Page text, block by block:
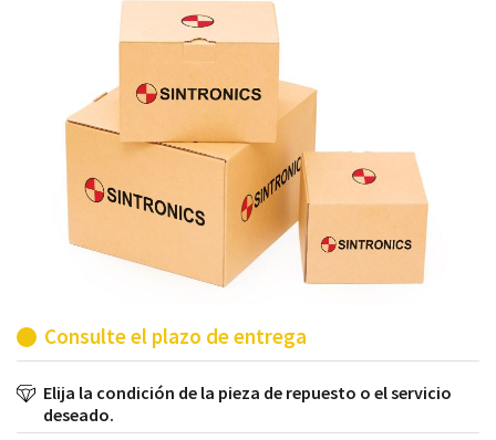
módulos antiguos a un alto nivel técnico o sustitución
de módulos descontinuados por módulos del propio
Consulte el plazo de entrega
Elija la condición de la pieza de repuesto o el servicio
deseado.